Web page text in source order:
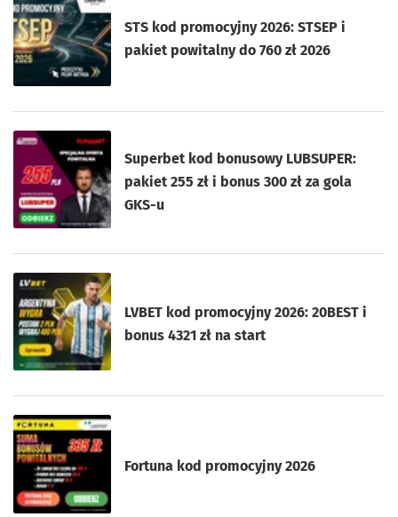
STS kod promocyjny 2026: STSEP i
pakiet powitalny do 760 zł 2026
Superbet kod bonusowy LUBSUPER:
pakiet 255 zł i bonus 300 zł za gola
GKS-u
LVBET kod promocyjny 2026: 20BEST i
bonus 4321 zł na start
Fortuna kod promocyjny 2026